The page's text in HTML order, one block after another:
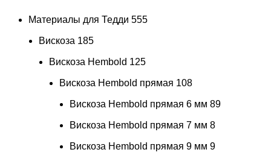
Материалы для Тедди 555
Вискоза 185
Вискоза Hembold 125
Вискоза Hembold прямая 108
Вискоза Hembold прямая 6 мм 89
Вискоза Hembold прямая 7 мм 8
Вискоза Hembold прямая 9 мм 9